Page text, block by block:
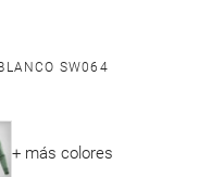
SW064
+ más colores